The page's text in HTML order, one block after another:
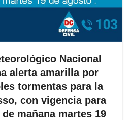
Nacional
alerta amarilla por
tormentas para la
con vigencia para
mañana martes 19